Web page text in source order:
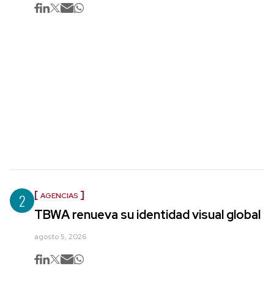
2 AGENCIAS
TBWA renueva su identidad visual global
agosto 5, 2026